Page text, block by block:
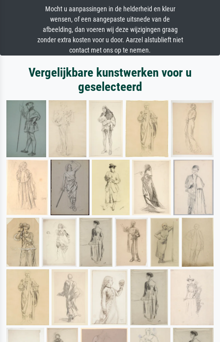
Mocht u aanpassingen in de helderheid en kleur
wensen, of een aangepaste uitsnede van de
afbeelding, dan voeren wij deze wijzigingen graag
zonder extra kosten voor u door. Aarzel alstublieft niet
contact met ons op te nemen.
Vergelijkbare kunstwerken voor u
geselecteerd